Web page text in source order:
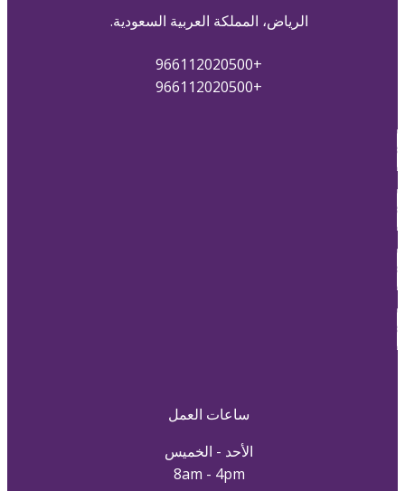
الرياض، المملكة العربية السعودية.
+966112020500
+966112020500
ساعات العمل
الأحد - الخميس
8am - 4pm